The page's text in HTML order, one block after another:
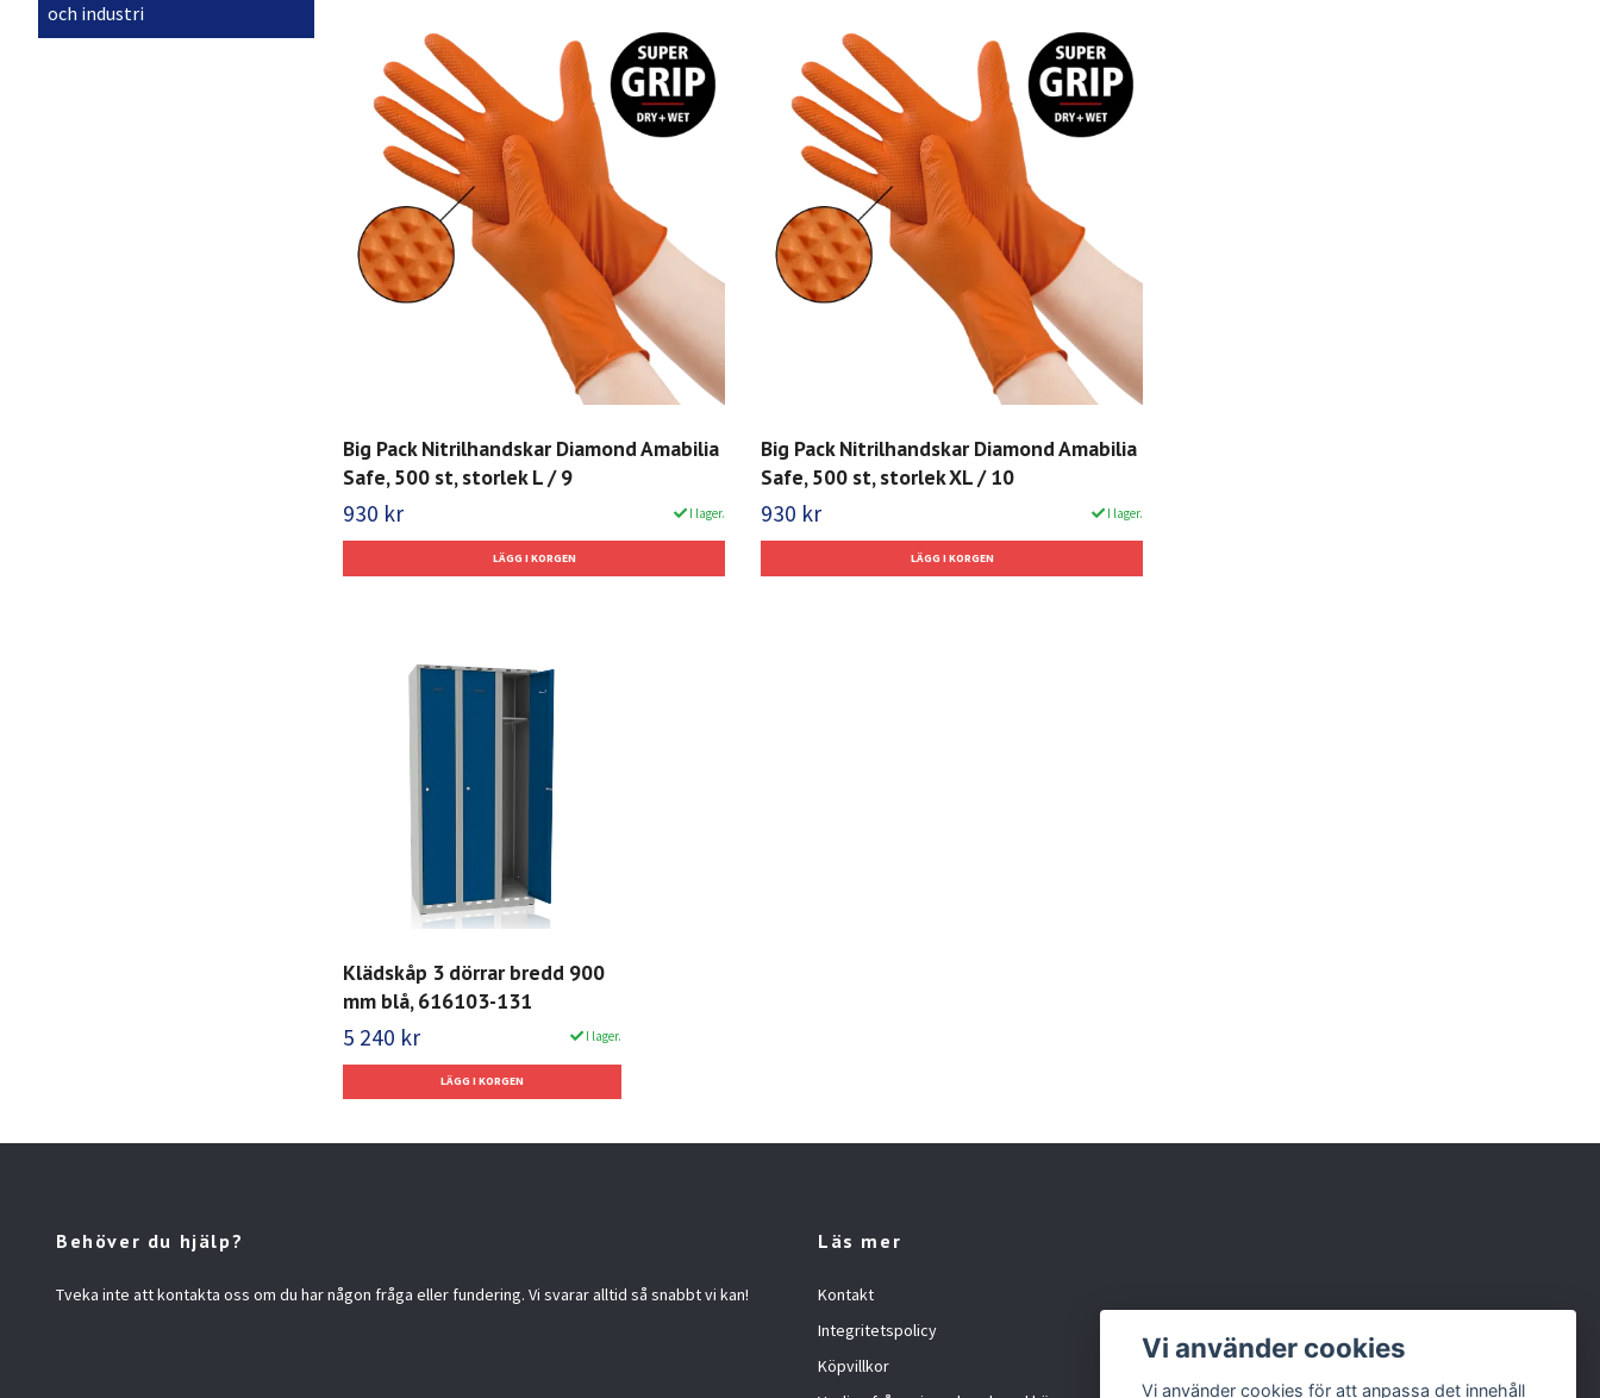
och industri
Big Pack Nitrilhandskar Diamond Amabilia
Safe, 500 st, storlek L / 9
930 kr I lager.
Big Pack Nitrilhandskar Diamond Amabilia
Safe, 500 st, storlek XL / 10
930 kr I lager.
Klädskåp 3 dörrar bredd 900
mm blå, 616103-131
5 240 kr I lager.
Behöver du hjälp?
Tveka inte att kontakta oss om du har någon fråga eller fundering. Vi svarar alltid så snabbt vi kan!
Läs mer
Kontakt
Integritetspolicy
Köpvillkor
Vi använder cookies
Vi använder cookies för att anpassa det innehåll